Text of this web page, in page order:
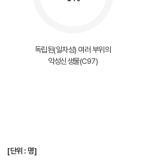
독립된(일차성) 여러 부위의
악성신생물(C97)
[단위 : 명]